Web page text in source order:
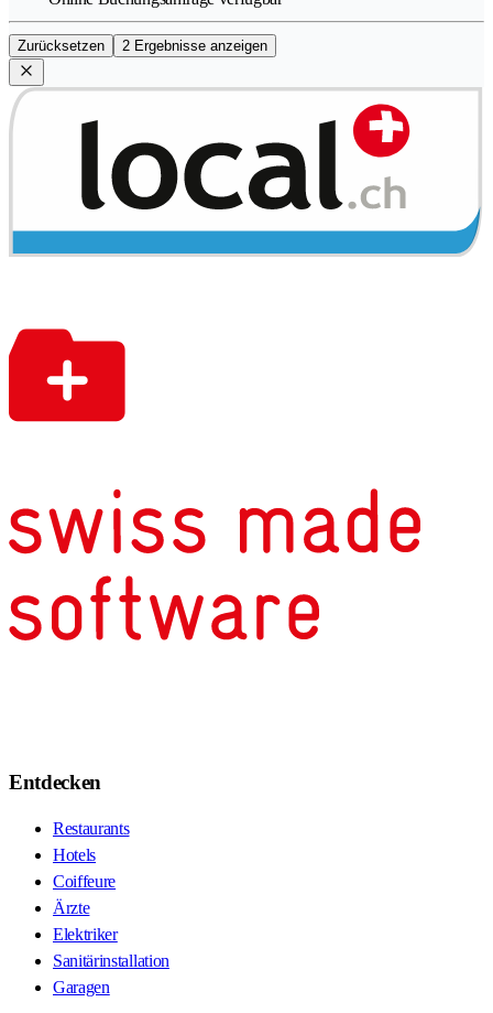
Zurücksetzen 2 Ergebnisse anzeigen
Entdecken
Restaurants
Hotels
Coiffeure
Ärzte
Elektriker
Sanitärinstallation
Garagen